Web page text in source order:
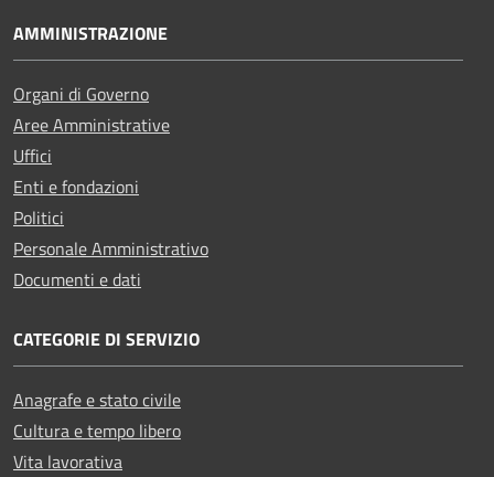
AMMINISTRAZIONE
Organi di Governo
Aree Amministrative
Uffici
Enti e fondazioni
Politici
Personale Amministrativo
Documenti e dati
CATEGORIE DI SERVIZIO
Anagrafe e stato civile
Cultura e tempo libero
Vita lavorativa